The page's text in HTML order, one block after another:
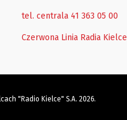
tel. centrala 41 363 05 00
Czerwona Linia Radia Kielce
"Radio Kielce" S.A. 2026.